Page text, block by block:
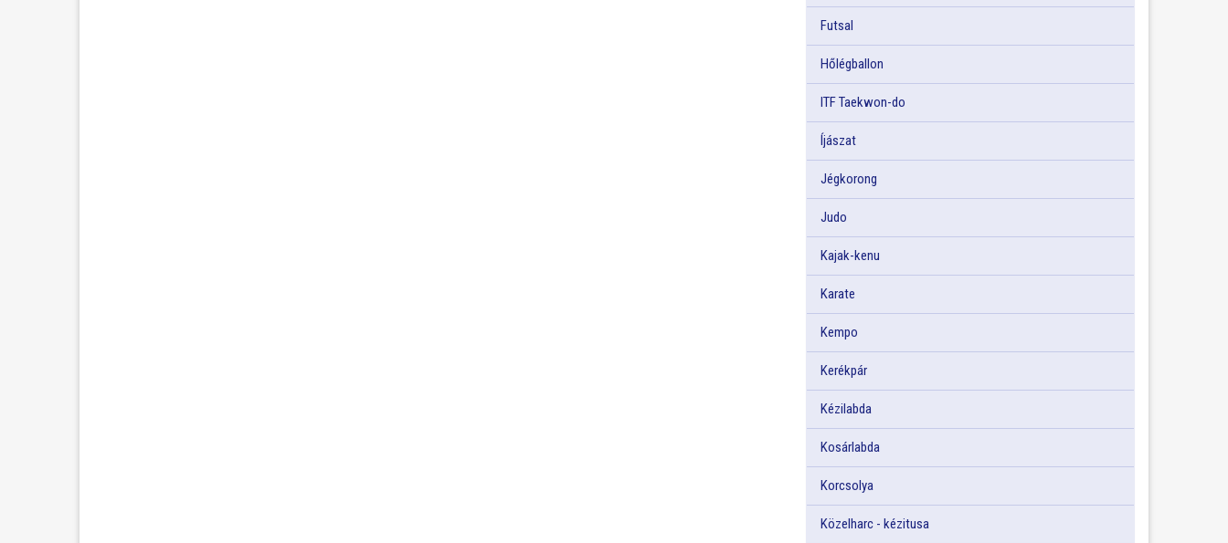
Futsal
Hőlégballon
ITF Taekwon-do
Íjászat
Jégkorong
Judo
Kajak-kenu
Karate
Kempo
Kerékpár
Kézilabda
Kosárlabda
Korcsolya
Közelharc - kézitusa